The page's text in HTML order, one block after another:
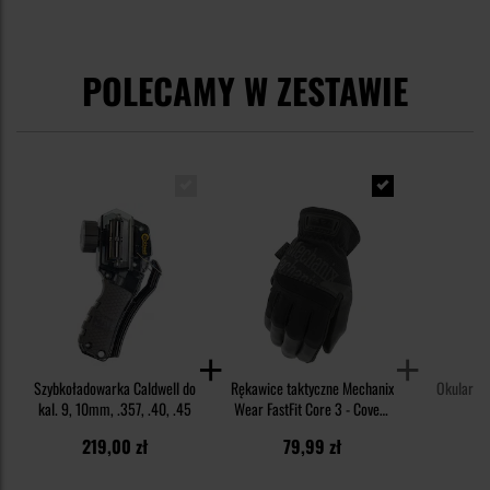
POLECAMY W ZESTAWIE
Szybkoładowarka Caldwell do
kal. 9, 10mm, .357, .40, .45
219,00 zł
Rękawice taktyczne Mechanix
Wear FastFit Core 3 - Covert
79,99 zł
Okulary